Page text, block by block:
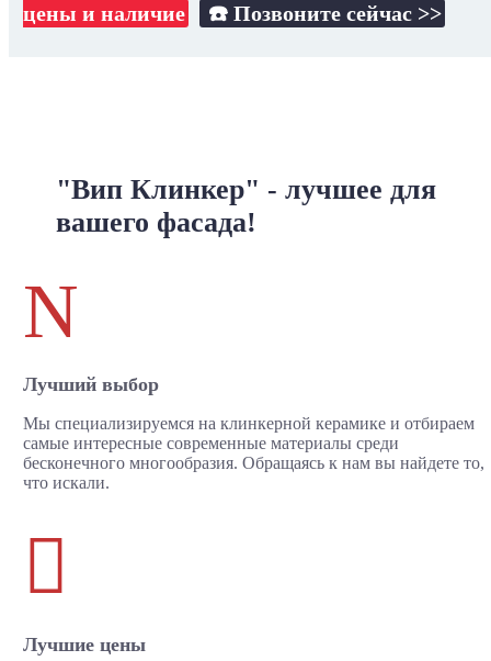
цены и наличие
☎️ Позвоните сейчас >>
"Вип Клинкер" - лучшее для
вашего фасада!
N
Лучший выбор
Мы специализируемся на клинкерной керамике и отбираем
самые интересные современные материалы среди
бесконечного многообразия. Обращаясь к нам вы найдете то,
что искали.

Лучшие цены